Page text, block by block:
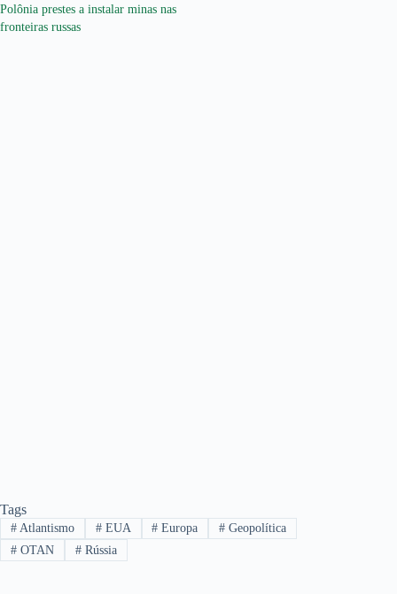
Polônia prestes a instalar minas nas
fronteiras russas
Tags
#Atlantismo #EUA # Europa # Geopolítica
#OTAN #Rússia